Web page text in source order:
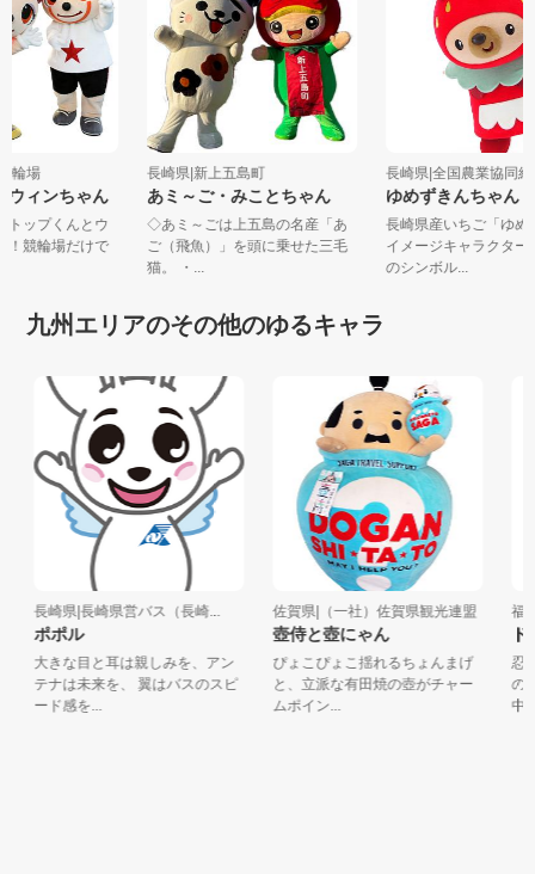
競輪場
ウィンちゃん
トップくんとウ
！競輪場だけで
長崎県|新上五島町
あミ～ご・みことちゃん
◇あミ～ごは上五島の名産「あ
ご（飛魚）」を頭に乗せた三毛
猫。 ・...
長崎県|全国農業協同
ゆめずきんちゃん
長崎県産いちご「ゆ
イメージキャラクタ
のシンボル...
九州エリアのその他のゆるキャラ
長崎県|長崎県営バス（長崎...
ポポル
大きな目と耳は親しみを、アン
テナは未来を、 翼はバスのスピ
ード感を...
佐賀県|（一社）佐賀県観光連盟
壺侍と壺にゃん
ぴょこぴょこ揺れるちょんまげ
と、立派な有田焼の壺がチャー
ムポイン...
福
ド
忍
の
中